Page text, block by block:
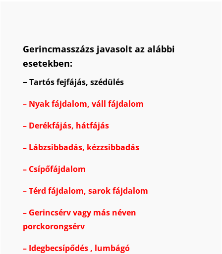
Gerincmasszázs javasolt az alábbi
esetekben:
–Tartós fejfájás, szédülés
– Nyak fájdalom, váll fájdalom
– Derékfájás, hátfájás
– Lábzsibbadás, kézzsibbadás
– Csípőfájdalom
–Térd fájdalom, sarok fájdalom
– Gerincsérv vagy más néven
porckorongsérv
– Idegbecsípődés, lumbágó